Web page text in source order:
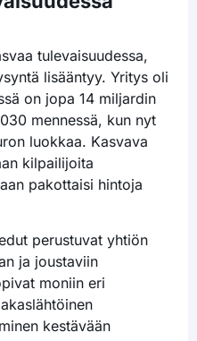
tulevaisuudessa,
lisääntyy. Yritys oli
on jopa 14 miljardin
mennessä, kun nyt
luokkaa. Kasvava
kilpailijoita
pakottaisi hintoja
perustuvat yhtiön
ja joustaviin
moniin eri
kestävään